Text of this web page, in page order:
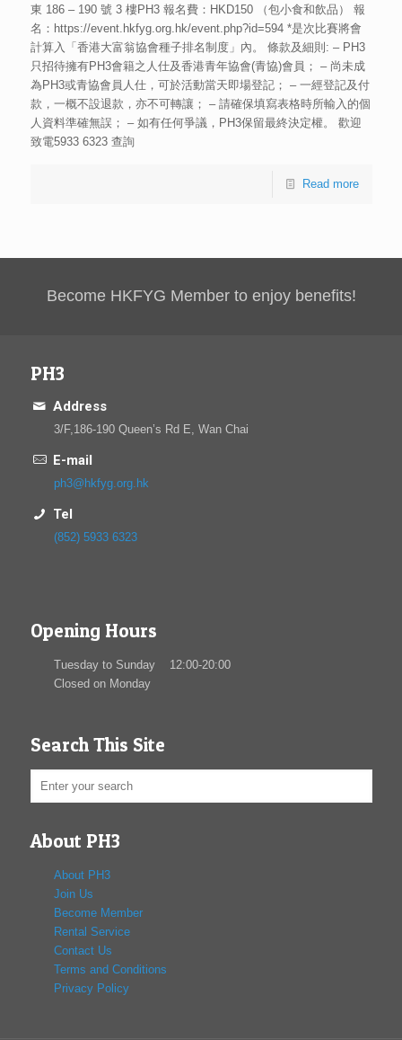
東 186 – 190 號 3 樓PH3 報名費：HKD150 （包小食和飲品） 報
名：https://event.hkfyg.org.hk/event.php?id=594 *是次比賽將會
計算入「香港大富翁協會種子排名制度」內。 條款及細則: – PH3
只招待擁有PH3會籍之人仕及香港青年協會(青協)會員； – 尚未成
為PH3或青協會員人仕，可於活動當天即場登記； – 一經登記及付
款，一概不設退款，亦不可轉讓； – 請確保填寫表格時所輸入的個
人資料準確無誤； – 如有任何爭議，PH3保留最終決定權。 歡迎
致電5933 6323 查詢
Read more
Become HKFYG Member to enjoy benefits!
PH3
Address
3/F,186-190 Queen’s Rd E, Wan Chai
E-mail
ph3@hkfyg.org.hk
Tel
(852) 5933 6323
Opening Hours
Tuesday to Sunday 12:00-20:00
Closed on Monday
Search This Site
About PH3
About PH3
Join Us
Become Member
Rental Service
Contact Us
Terms and Conditions
Privacy Policy